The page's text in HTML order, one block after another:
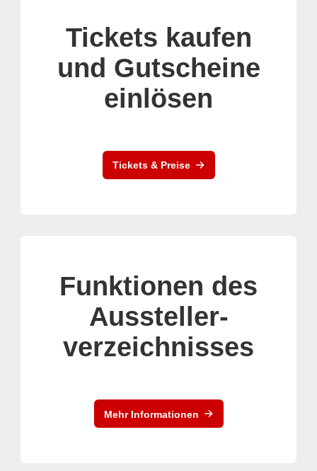
Tickets kaufen
und Gutscheine
einlösen
Tickets & Preise
Funktionen des
Aussteller-
verzeichnisses
Mehr Informationen